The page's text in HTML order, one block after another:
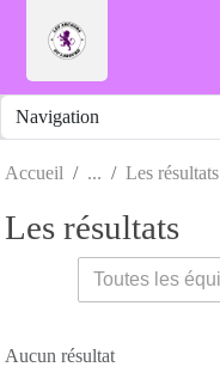
Accueil Les résultats
Les résultats
Aucun résultat